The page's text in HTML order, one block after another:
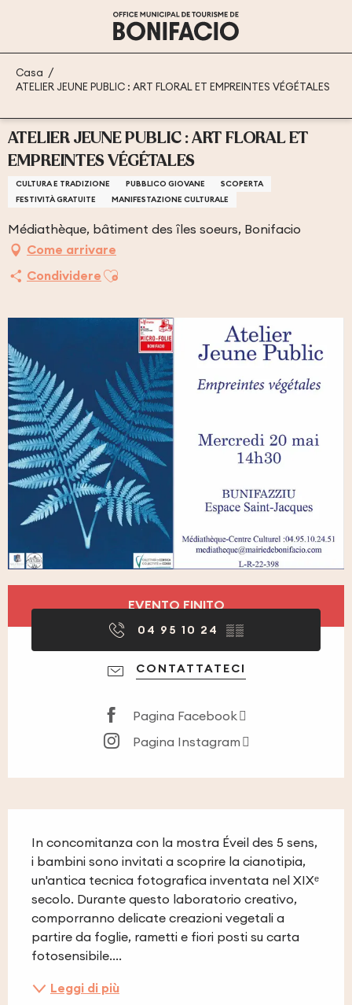
principal
Casa
ATELIER JEUNE PUBLIC : ART FLORAL ET EMPREINTES VÉGÉTALES
ATELIER JEUNE PUBLIC : ART FLORAL ET
EMPREINTES VÉGÉTALES
CULTURA E TRADIZIONE PUBBLICO GIOVANE
SCOPERTA
FESTIVITÀ GRATUITE
MANIFESTAZIONE CULTURALE
Médiathèque, bâtiment des îles soeurs, Bonifacio
Come arrivare
Condividere Ajouter aux favoris
EVENTO FINITO
04 95 10 24 ▒▒
CONTATTATECI
Pagina Facebook
Pagina Instagram
In concomitanza con la mostra Éveil des 5 sens,
i bambini sono invitati a scoprire la cianotipia,
un'antica tecnica fotografica inventata nel XIXᵉ
secolo. Durante questo laboratorio creativo,
comporranno delicate creazioni vegetali a
partire da foglie, rametti e fiori posti su carta
fotosensibile....
Leggi di più